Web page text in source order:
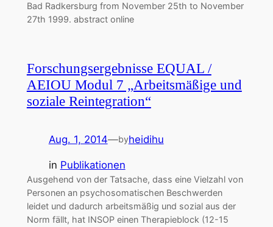
Bad Radkersburg from November 25th to November
27th 1999. abstract online
Forschungsergebnisse EQUAL /
AEIOU Modul 7 „Arbeitsmäßige und
soziale Reintegration“
Aug. 1, 2014—byheidihu
in Publikationen
Ausgehend von der Tatsache, dass eine Vielzahl von
Personen an psychosomatischen Beschwerden
leidet und dadurch arbeitsmäßig und sozial aus der
Norm fällt, hat INSOP einen Therapieblock (12-15